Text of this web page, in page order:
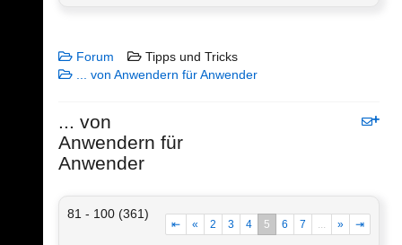
Forum
Tipps und Tricks
... von Anwendern für Anwender
... von
Anwendern für
Anwender
81 - 100 (361)
⇤ « 2 3 4 5 6 7 ... » ⇥